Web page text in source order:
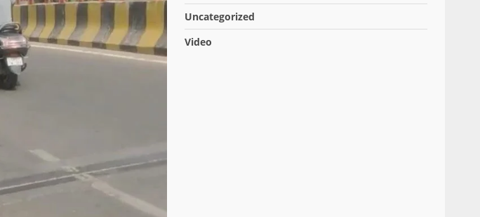
Uncategorized
Video